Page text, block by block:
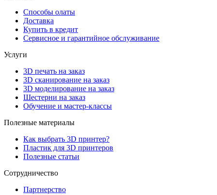
Способы олаты
Доставка
Купить в кредит
Сервисное и гарантийное обслуживание
Услуги
3D печать на заказ
3D сканирование на заказ
3D моделирование на заказ
Шестерни на заказ
Обучение и мастер-классы
Полезные материалы
Как выбрать 3D принтер?
Пластик для 3D принтеров
Полезные статьи
Сотрудничество
Партнерство